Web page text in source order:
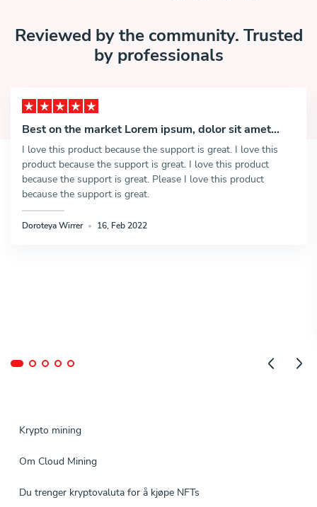
Reviewed by the community. Trusted
by professionals
Best on the market Lorem ipsum, dolor sit amet
consectetur adipisicing elit.
I love this product because the support is great. I love this
product because the support is great. I love this product
because the support is great. Please I love this product
because the support is great.
Doroteya Wirrer 16, Feb 2022
Krypto mining
Om Cloud Mining
Du trenger kryptovaluta for å kjøpe NFTs